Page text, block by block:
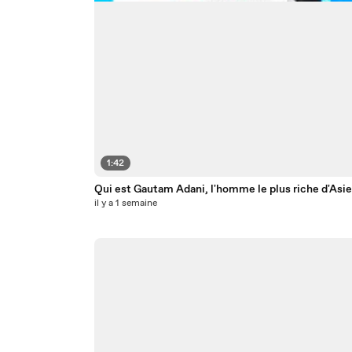
1:42
Qui est Gautam Adani, l'homme le plus riche
il y a 1 semaine